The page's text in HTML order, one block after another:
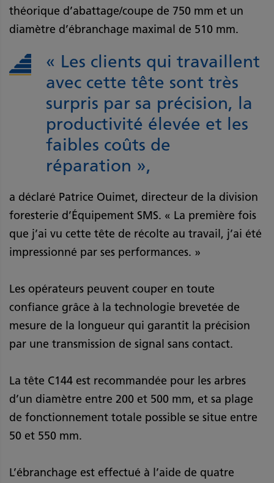
théorique d’abattage/coupe de 750 mm et un
diamètre d’ébranchage maximal de 510 mm.
« Les clients qui travaillent
avec cette tête sont très
surpris par sa précision, la
productivité élevée et les
faibles coûts de
réparation »,
a déclaré Patrice Ouimet, directeur de la division
foresterie d’Équipement SMS. « La première fois
que j’ai vu cette tête de récolte au travail, j’ai été
impressionné par ses performances. »
Les opérateurs peuvent couper en toute
confiance grâce à la technologie brevetée de
mesure de la longueur qui garantit la précision
par une transmission de signal sans contact.
La tête C144 est recommandée pour les arbres
d’un diamètre entre 200 et 500 mm, et sa plage
de fonctionnement totale possible se situe entre
50 et 550 mm.
L’ébranchage est effectué à l’aide de quatre